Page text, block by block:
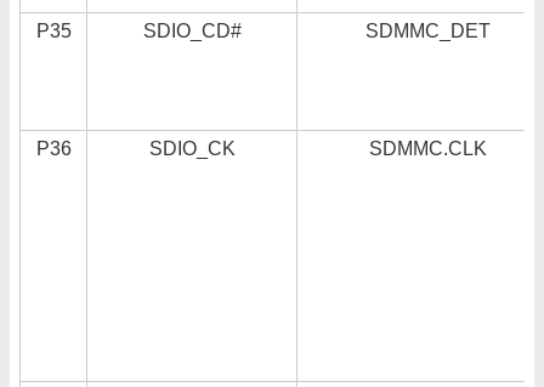
P35 SDIO_CD# SDMMC_DET
P36 SDIO_CK SDMMC.CLK